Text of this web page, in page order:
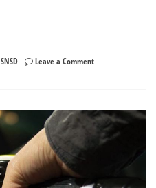
SNSD Leave a Commenton
sjednicu
PS:
za